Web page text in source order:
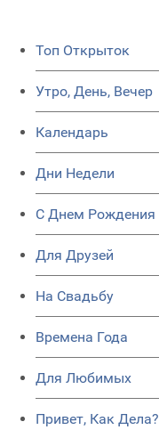
Топ Открыток
Утро, День, Вечер
Календарь
Дни Недели
C Днем Рождения
Для Друзей
На Свадьбу
Времена Года
Для Любимых
Привет, Как Дела?